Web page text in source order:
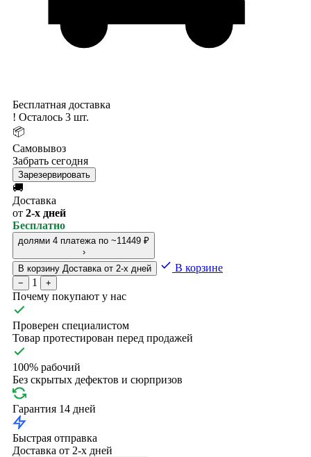
Бесплатная доставка
! Осталось 3 шт.
📦
Самовывоз
Забрать сегодня
Зарезервировать
🚚
Доставка
от 2-х дней
Бесплатно
долями 4 платежа по ~11449 ₽
›
В корзину Доставка от 2-х дней В корзине
− 1 +
Почему покупают у нас
Проверен специалистом
Товар протестирован перед продажей
100% рабочий
Без скрытых дефектов и сюрпризов
Гарантия 14 дней
Быстрая отправка
Доставка от 2-х дней